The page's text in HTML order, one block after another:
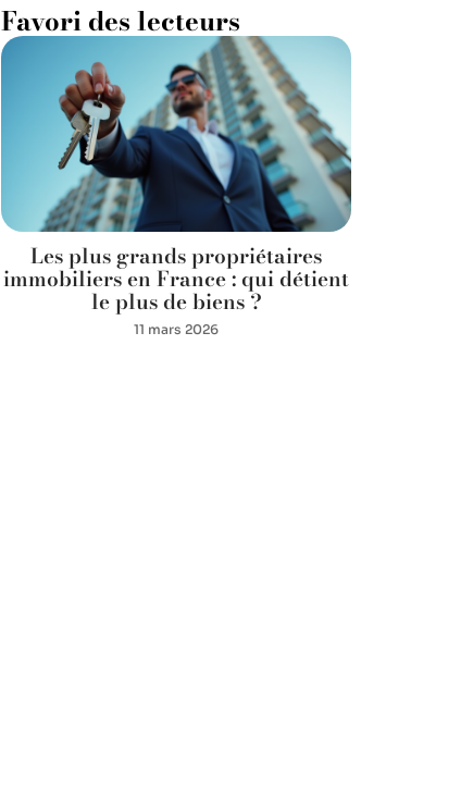
Favori des lecteurs
Les plus grands propriétaires
immobiliers en France : qui détient
le plus de biens ?
11 mars 2026